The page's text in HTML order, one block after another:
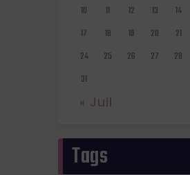
10
11 12 13 14
17
18 19 20 21
24
25 26 27 28
31
« Juil
Tags